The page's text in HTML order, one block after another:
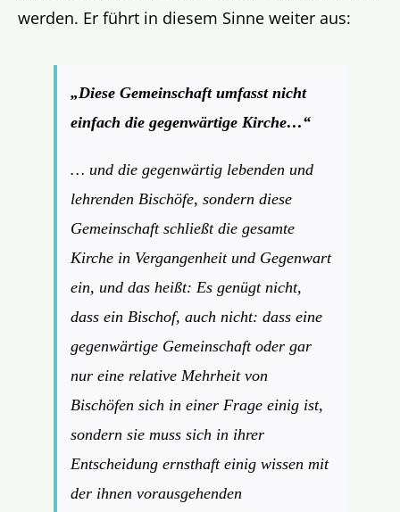
werden. Er führt in diesem Sinne weiter aus:
„Diese Gemeinschaft umfasst nicht
einfach die gegenwärtige Kirche…“
… und die gegenwärtig lebenden und
lehrenden Bischöfe, sondern diese
Gemeinschaft schließt die gesamte
Kirche in Vergangenheit und Gegenwart
ein, und das heißt: Es genügt nicht,
dass ein Bischof, auch nicht: dass eine
gegenwärtige Gemeinschaft oder gar
nur eine relative Mehrheit von
Bischöfen sich in einer Frage einig ist,
sondern sie muss sich in ihrer
Entscheidung ernsthaft einig wissen mit
der ihnen vorausgehenden